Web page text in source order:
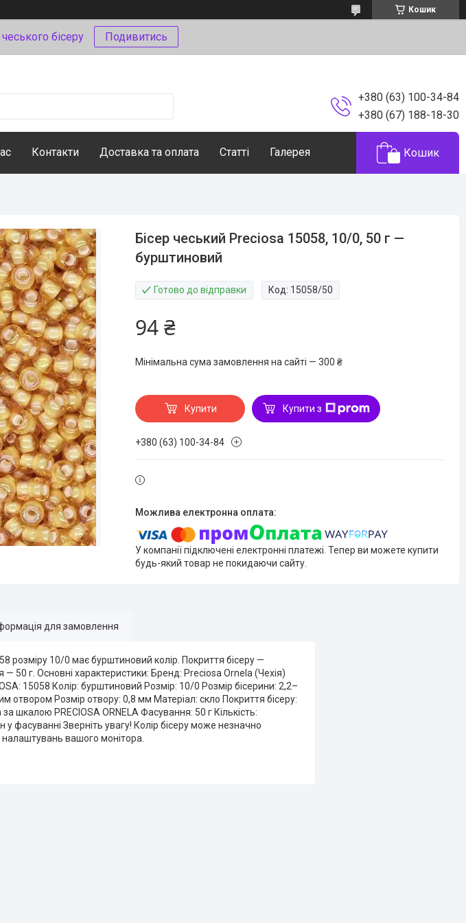
Кошик
бісеру Подивитись
+380 (63) 100-34-84
+380 (67) 188-18-30
Контакти Доставка та оплата Статті Галерея Кошик
Бісер чеський Preciosa 15058, 10/0, 50 г —
бурштиновий
Готово до відправки Код: 15058/50
94 ₴
Мінімальна сума замовлення на сайті — 300 ₴
Купити Купити з
+380 (63) 100-34-84
У компанії підключені електронні платежі. Тепер ви можете купити
будь-який товар не покидаючи сайту.
для замовлення
розміру 10/0 має бурштиновий колір. Покриття бісеру —
— 50 г. Основні характеристики: Бренд: Preciosa Ornela (Чехія)
15058 Колір: бурштиновий Розмір: 10/0 Розмір бісерини: 2,2–
отвором Розмір отвору: 0,8 мм Матеріал: скло Покриття бісеру:
шкалою PRECIOSA ORNELA Фасування: 50 г Кількість:
у фасуванні Зверніть увагу! Колір бісеру може незначно
налаштувань вашого монітора.